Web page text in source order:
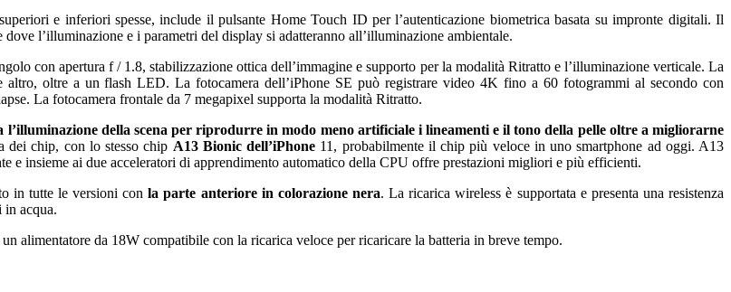
e inferiori spesse, include il pulsante Home Touch ID per l’autenticazione biometrica basata su impronte digitali. Il
l’illuminazione e i parametri del display si adatteranno all’illuminazione ambientale.
con apertura f / 1.8, stabilizzazione ottica dell’immagine e supporto per la modalità Ritratto e l’illuminazione verticale. La
oltre a un flash LED. La fotocamera dell’iPhone SE può registrare video 4K fino a 60 fotogrammi al secondo con
La fotocamera frontale da 7 megapixel supporta la modalità Ritratto.
della scena per riprodurre in modo meno artificiale i lineamenti e il tono della pelle oltre a migliorarne
dei chip, con lo stesso chip A13 Bionic dell’iPhone 11, probabilmente il chip più veloce in uno smartphone ad oggi. A13
e insieme ai due acceleratori di apprendimento automatico della CPU offre prestazioni migliori e più efficienti.
in tutte le versioni conla parte anteriore in colorazione nera. La ricarica wireless è supportata e presenta una resistenza
in acqua.
alimentatore da 18W compatibile con la ricarica veloce per ricaricare la batteria in breve tempo.